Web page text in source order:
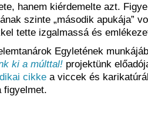
hanem kiérdemelte azt.
szinte „második apukája”
tette izgalmassá és
Egyletének
ki a múlttal! projektünk
cikke a viccek és
figyelmet.